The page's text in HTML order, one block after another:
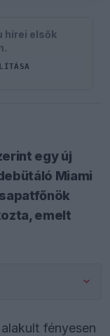
hírei elsők
egy új
Miami
emelt
fényesen